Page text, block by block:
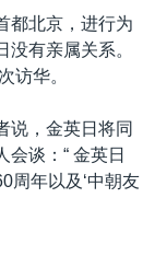
都北京，进行为
有亲属关系。
访华。
说，金英日将同
谈：“ 金英日
周年以及‘中朝友